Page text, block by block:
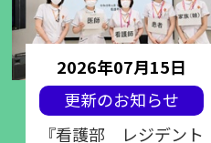
2026年07月15日
更新のお知らせ
『看護部 レジデント